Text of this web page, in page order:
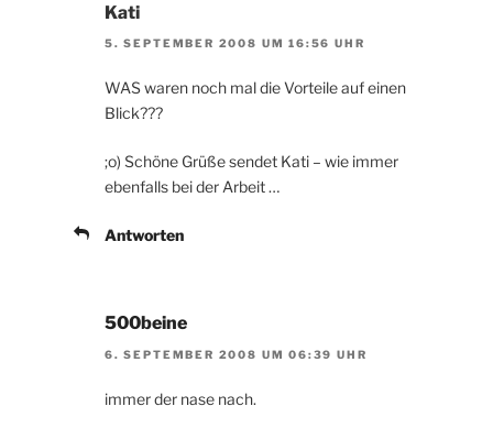
Kati
5. SEPTEMBER 2008 UM 16:56 UHR
WAS waren noch mal die Vorteile auf einen
Blick???
;o) Schöne Grüße sendet Kati – wie immer
ebenfalls bei der Arbeit …
Antworten
500beine
6. SEPTEMBER 2008 UM 06:39 UHR
immer der nase nach.